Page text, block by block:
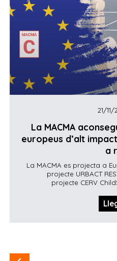
21/11/
La MACMA
europeus d’alt
a
La MACMA es projecta a
projecte URBACT
projecte CERV